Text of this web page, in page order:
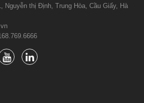
Nguyễn thị Định, Trung Hòa, Cầu Giấy, Hà